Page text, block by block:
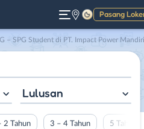
Pasang
Gelap
– SPG Student di PT. Impact Power Mandiri
Lulusan
2 Tahun 3 – 4 Tahun 5 Tahun